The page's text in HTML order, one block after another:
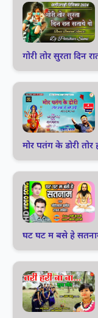
गोरी तोर सुरता दिन
मोर पतंग के डोरी
घट घट म बसे हे